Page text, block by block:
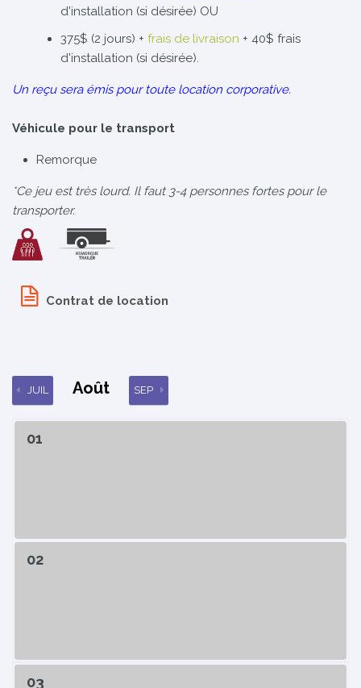
d'installation (si désirée) OU
375$ (2 jours) + frais de livraison + 40$ frais
d'installation (si désirée).
Un reçu sera émis pour toute location corporative.
Véhicule pour le transport
Remorque
*Ce jeu est très lourd. Il faut 3-4 personnes fortes pour le
transporter.
Contrat de location
JUIL Août SEP
01
02
03